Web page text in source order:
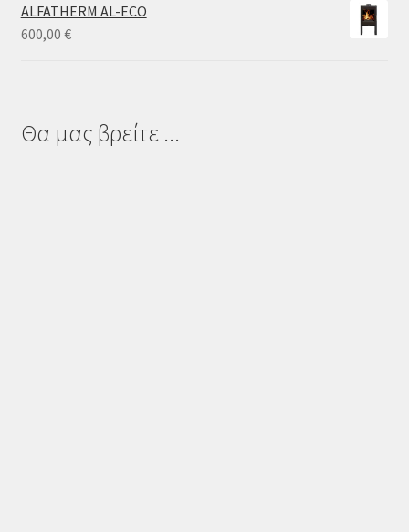
ALFATHERM AL-ECO
600,00 €
Θα μας βρείτε ...